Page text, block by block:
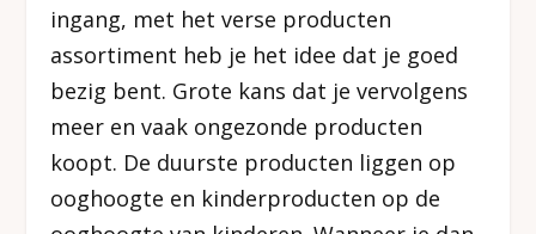
ingang, met het verse producten
assortiment heb je het idee dat je goed
bezig bent. Grote kans dat je vervolgens
meer en vaak ongezonde producten
koopt. De duurste producten liggen op
ooghoogte en kinderproducten op de